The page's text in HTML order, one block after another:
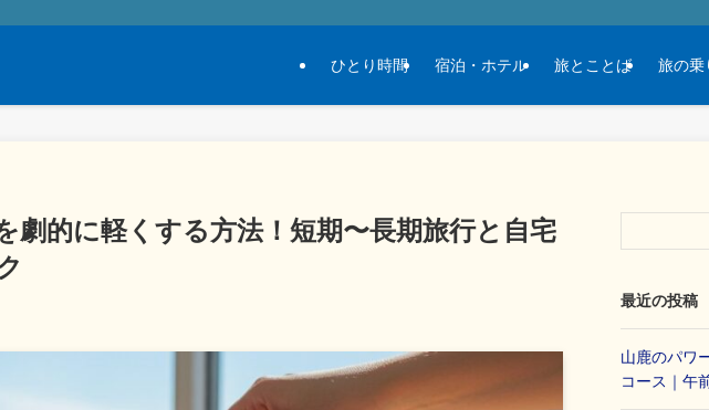
ひとり時間 宿泊・ホテル 旅とことば 旅の乗
劇的に軽くする方法！短期〜長期旅行と自宅
最近の投稿
山鹿のパワ
コース｜午